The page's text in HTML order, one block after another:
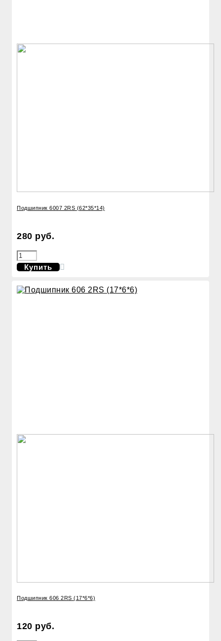
Подшипник 6007 2RS (62*35*14)
280 руб.
Купить
Подшипник 606 2RS (17*6*6)
120 руб.